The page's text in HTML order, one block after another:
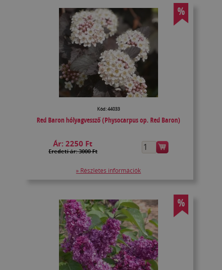
%
Kód: 44033
Red Baron hólyagvessző (Physocarpus op. Red Baron)
Ár:2250 Ft
Eredeti ár: 3000 Ft
» Részletes információk
%